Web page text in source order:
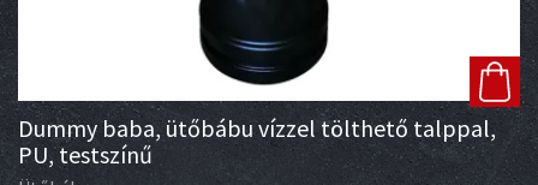
Dummy baba, ütőbábu vízzel tölthető talppal,
PU, testszínű